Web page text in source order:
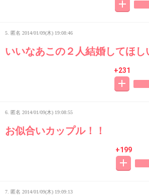
5. 匿名 2014/01/09(木) 19:08:46
いいなあこの２人結婚してほし
+231
6. 匿名 2014/01/09(木) 19:08:55
お似合いカップル！！
+199
7. 匿名 2014/01/09(木) 19:09:13